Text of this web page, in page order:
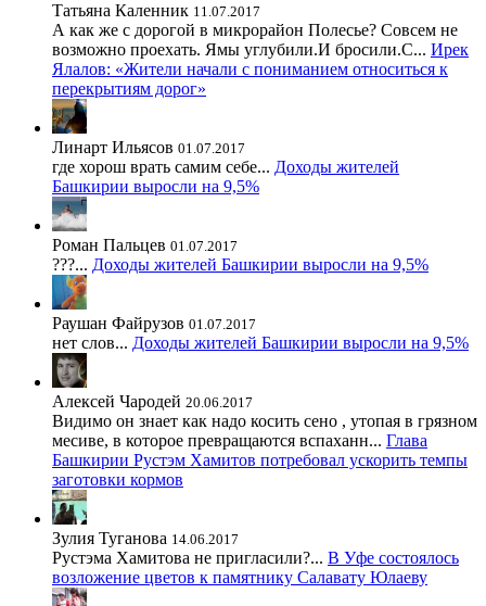
Татьяна Каленник 11.07.2017
А как же с дорогой в микрорайон Полесье? Совсем не
возможно проехать. Ямы углубили.И бросили.С... Ирек
Ялалов: «Жители начали с пониманием относиться к
перекрытиям дорог»
Линарт Ильясов 01.07.2017
где хорош врать самим себе... Доходы жителей
Башкирии выросли на 9,5%
Роман Пальцев 01.07.2017
???... Доходы жителей Башкирии выросли на 9,5%
Раушан Файрузов 01.07.2017
нет слов... Доходы жителей Башкирии выросли на 9,5%
Алексей Чародей 20.06.2017
Видимо он знает как надо косить сено , утопая в грязном
месиве, в которое превращаются вспаханн... Глава
Башкирии Рустэм Хамитов потребовал ускорить темпы
заготовки кормов
Зулия Туганова 14.06.2017
Рустэма Хамитова не пригласили?... В Уфе состоялось
возложение цветов к памятнику Салавату Юлаеву